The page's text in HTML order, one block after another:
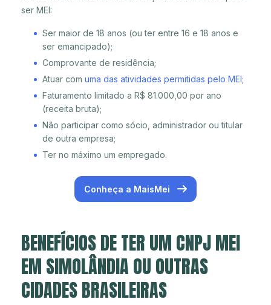
ser MEI:
Ser maior de 18 anos (ou ter entre 16 e 18 anos e
ser emancipado);
Comprovante de residência;
Atuar com uma das atividades permitidas pelo MEI;
Faturamento limitado a R$ 81.000,00 por ano
(receita bruta);
Não participar como sócio, administrador ou titular
de outra empresa;
Ter no máximo um empregado.
Conheça a MaisMei
BENEFÍCIOS DE TER UM CNPJ MEI
EM SIMOLÂNDIA OU OUTRAS
CIDADES BRASILEIRAS